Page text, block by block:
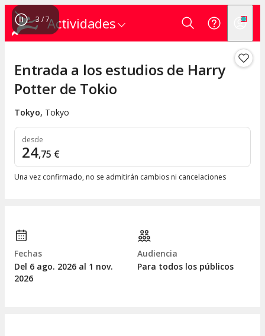
Actividades
3 /7
Entrada a los estudios de Harry
Potter de Tokio
Tokyo, Tokyo
desde
24,75 €
Una vez confirmado, no se admitirán cambios ni cancelaciones
Fechas
Del 6 ago. 2026 al 1 nov.
2026
Audiencia
Para todos los públicos